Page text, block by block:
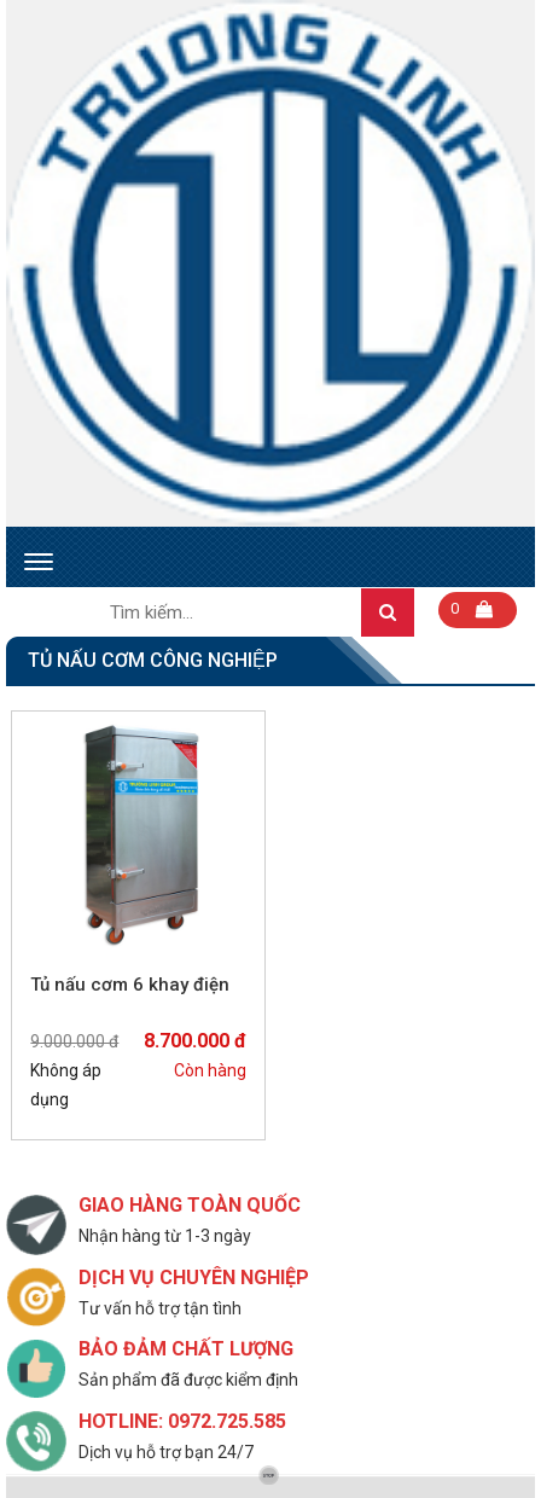
Toggle
Tìm
Search0
TỦ NẤU CƠM CÔNG NGHIỆP
Tủ nấu cơm 6 khay điện
9.000.000 đ 8.700.000 đ
Không áp
dụng
Còn hàng
GIAO HÀNG TOÀN QUỐC
Nhận hàng từ 1-3 ngày
DỊCH VỤ CHUYÊN NGHIỆP
Tư vấn hỗ trợ tận tình
BẢO ĐẢM CHẤT LƯỢNG
Sản phẩm đã được kiểm định
HOTLINE: 0972.725.585
Dịch vụ hỗ trợ bạn 24/7